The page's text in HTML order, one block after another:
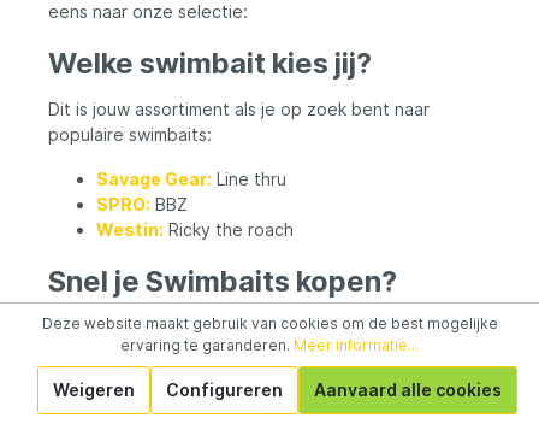
eens naar onze selectie:
Welke swimbait kies jij?
Dit is jouw assortiment als je op zoek bent naar
populaire swimbaits:
Savage Gear: Line thru
SPRO: BBZ
Westin: Ricky the roach
Snel je Swimbaits kopen?
Swimbaits kopen doe je natuurlijk bij Raven. Dé
allround specialist in hengelsport. Bestellen kan
eenvoudig online, maar bezoek ook gerust eens één
van onzemegastoresin Lelystad, of Steenwijk. Daar
Deze website maakt gebruik van cookies om de best mogelijke
ervaring te garanderen. Meer informatie...
Weigeren Configureren Aanvaard alle cookies